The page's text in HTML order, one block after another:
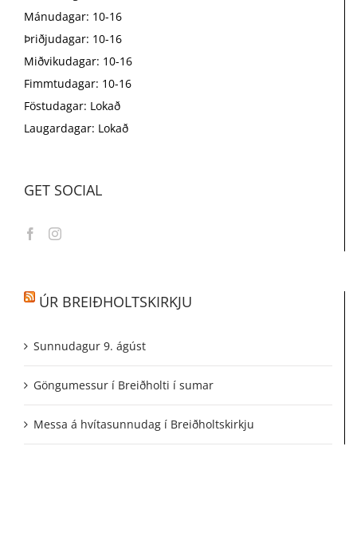
Mánudagar: 10-16
Þriðjudagar: 10-16
Miðvikudagar: 10-16
Fimmtudagar: 10-16
Föstudagar: Lokað
Laugardagar: Lokað
GET SOCIAL
ÚR BREIÐHOLTSKIRKJU
Sunnudagur 9. ágúst
Göngumessur í Breiðholti í sumar
Messa á hvítasunnudag í Breiðholtskirkju